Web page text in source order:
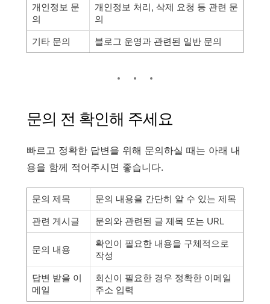
개인정보 문
의
개인정보 처리, 삭제 요청 등 관련 문
의
기타 문의
블로그 운영과 관련된 일반 문의
문의 전 확인해 주세요
빠르고 정확한 답변을 위해 문의하실 때는 아래 내
용을 함께 적어주시면 좋습니다.
문의 제목
문의 내용을 간단히 알 수 있는 제목
관련 게시글
문의와 관련된 글 제목 또는 URL
문의 내용
확인이 필요한 내용을 구체적으로
작성
답변 받을 이
메일
회신이 필요한 경우 정확한 이메일
주소 입력